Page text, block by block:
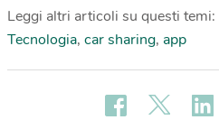
Leggi altri articoli su questi temi:
Tecnologia, car sharing, app